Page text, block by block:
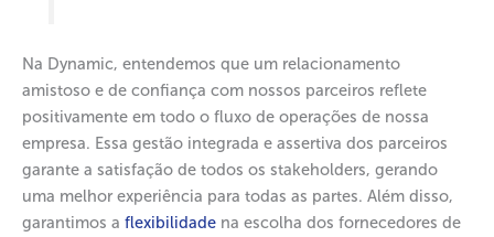
Na Dynamic, entendemos que um relacionamento
amistoso e de confiança com nossos parceiros reflete
positivamente em todo o fluxo de operações de nossa
empresa. Essa gestão integrada e assertiva dos parceiros
garante a satisfação de todos os stakeholders, gerando
uma melhor experiência para todas as partes. Além disso,
garantimos a flexibilidade na escolha dos fornecedores de